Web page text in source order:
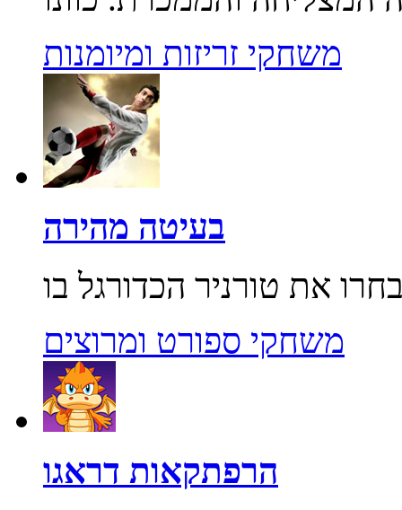
משחקי זריזות ומיומנות
בעיטה מהירה
משחקי ספורט ומרוצים
הרפתקאות דראגו